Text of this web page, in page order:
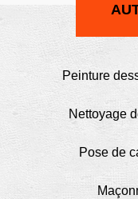
Peinture
Nettoyage
Pose de